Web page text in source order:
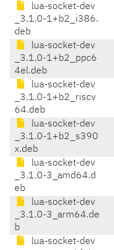
lua-socket-dev
_3.1.0-1+b2_i386.
deb
lua-socket-dev
_3.1.0-1+b2_ppc6
4el.deb
lua-socket-dev
_3.1.0-1+b2_riscv
64.deb
lua-socket-dev
_3.1.0-1+b2_s390
x.deb
lua-socket-dev
_3.1.0-3_amd64.d
eb
lua-socket-dev
_3.1.0-3_arm64.de
b
lua-socket-dev